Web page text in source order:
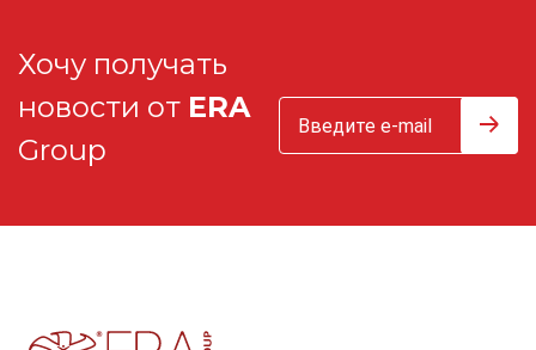
Хочу получать
новости от ERA
Group